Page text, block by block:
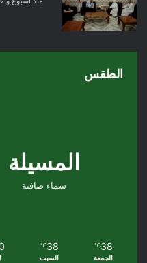
الطقس
المسيلة
سماء صافية
38
℃
الجمعة
38
℃
السبت